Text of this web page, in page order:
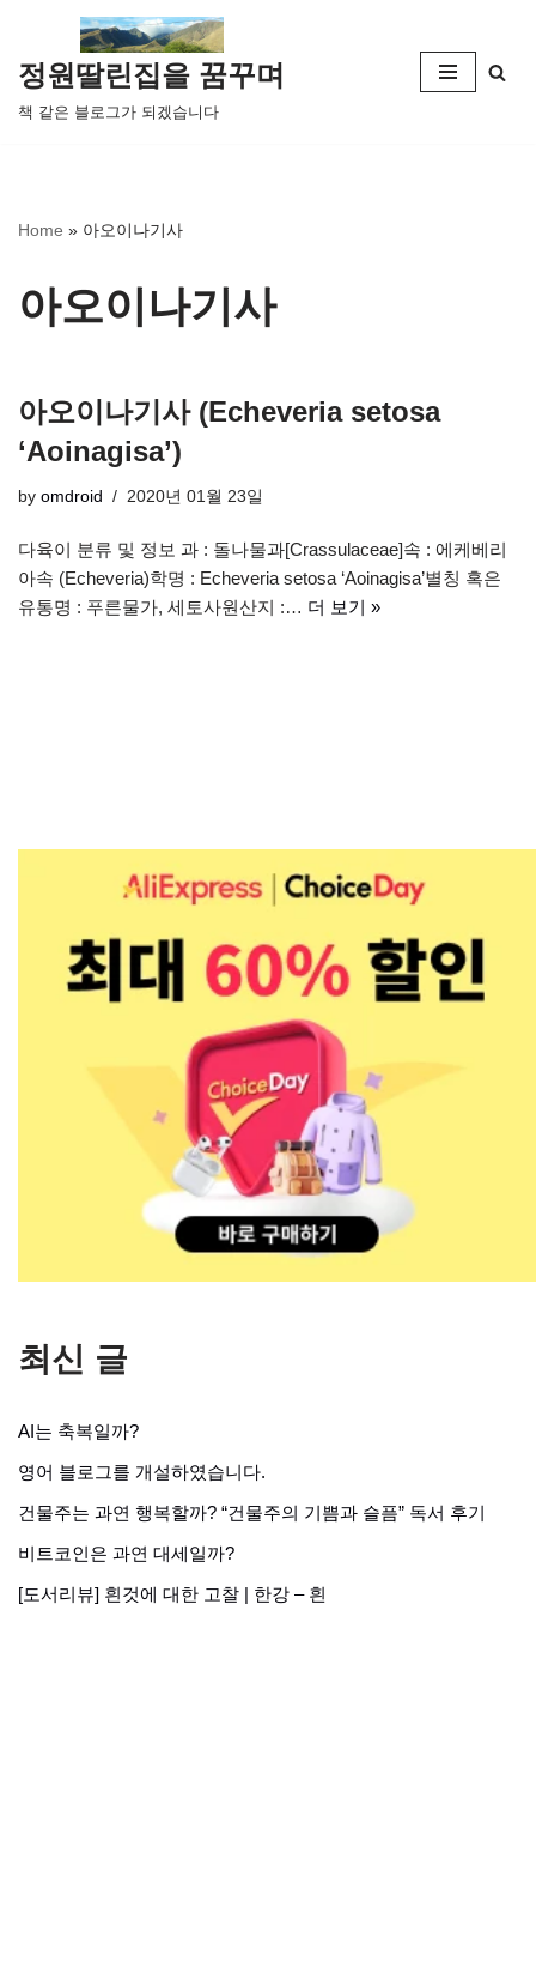
콘
텐
츠
뛰
정원딸린집을 꿈꾸며
책 같은 블로그가 되겠습니다
Home » 아오이나기사
아오이나기사
아오이나기사 (Echeveria setosa
‘Aoinagisa’)
by omdroid 2020년 01월 23일
다육이 분류 및 정보 과 : 돌나물과[Crassulaceae]속 : 에케베리
아속 (Echeveria)학명 : Echeveria setosa ‘Aoinagisa’별칭 혹은
유통명 : 푸른물가, 세토사원산지 :… 더 보기 »
최신 글
AI는 축복일까?
영어 블로그를 개설하였습니다.
건물주는 과연 행복할까? “건물주의 기쁨과 슬픔” 독서 후기
비트코인은 과연 대세일까?
[도서리뷰] 흰것에 대한 고찰 | 한강 – 흰